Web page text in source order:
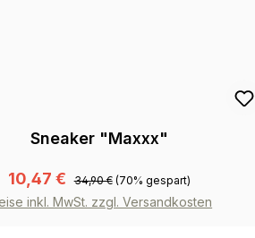
Sneaker "Maxxx"
10,47 € 34,90 € (70% gespart)
inkl. MwSt. zzgl. Versandkosten